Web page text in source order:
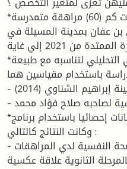
*وطبقت الدراسة على عينة تكونت كم (60) مراهقة متمدرسة
بن عفان بمدينة المسيلة في
الفترة الممتدة من 2021 إلي غاية
*واستخدم المنهج الوصفي التحليلي لتناسبه مع طبيعة
باستخدام مقياسين هما :
- مقياس التنمر الالكتروني لأمينة إبراهيم الشناوي (2014)
- مقياس الصحة النفسية لصاحبه صلاح فؤاد محمد .
*وتمت معالجة البيانات إحصائيا باستخدام برنامج (spss.v20)
وكانت النتائج كالتالي :
- العلاقة بين التنمر و الصحة النفسية لدي المراهقات
الثانوية علاقة عكسية